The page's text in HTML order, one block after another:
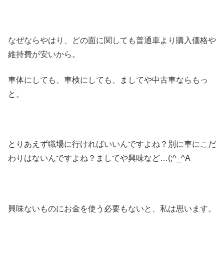
なぜならやはり、どの面に関しても普通車より購入価格や
維持費が安いから。
車体にしても、車検にしても、ましてや中古車ならもっ
と。
とりあえず職場に行ければいいんですよね？別に車にこだ
わりはないんですよね？ましてや興味など…(;^_^A
興味ないものにお金を使う必要もないと、私は思います。